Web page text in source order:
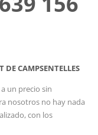
DE CAMPSENTELLES
un precio sin
nosotros no hay nada
con los